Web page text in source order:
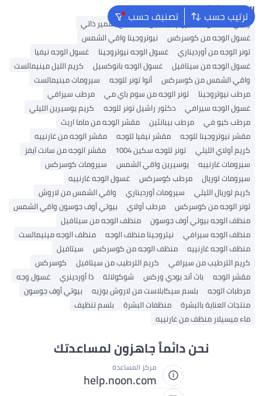
ترتيب حسب تصنيف حسب البحث الشائع
واقي الشمس سيروم فيتامين C
منتج تسمير ذاتي
غسول الوجه من كوسركس
نيوتروجينا واقي الشمس
تونر الوجه من أورديناري
غسول الوجه نيوتروجينا
غسول الوجه نيفيا
غسول الوجه من سيتافيل
غسول الوجه بانوكسيل
كريم الليل مينيمالست
واقي الشمس من كوسركس
أنوا تونر للوجه
سيرومات مينيمالست
مرطب نيوتروجينا
تونر الوجه من سوم باي مي
مرطب سيرافي
غسول الوجه سيرافي
دكتور راشيل تونر للوجه
كريم يوسيرين الليلي
مرطب كيو في
مرطب بيبانثين
مقشر الوجه من ماما اريث
مقشر نيوتروجينا للوجه
مقشر نيفيا للوجه
مقشر الوجه من غارنييه
كريم أولاي الليلي
تونر للوجه سكين 1004
مقشر الوجه من سانت آيفز
سيرومات غارنييه
يوسيرين واقي الشمس
سيرومات كوسركس
سيرومات لوريال
مرطب كوسركس
غسول الوجه غارنييه
كريم لوريال الليلي
سيرومات أورديناري
واقي الشمس من لاروش
تونر الوجه من كوسركس
مرطب أولاي
بيوتي أوف جوسون واقي الشمس
منظف ​​الوجه بيوتي أوف جوسون
منظف ​​الوجه من سيتافيل
منظف ​​الوجه سيرافي
نيتروجينا منظف الوجه
منظف ​​الوجه مينيمالست
منظف ​​الوجه غارنييه
منظف ​​الوجه من كوسركس
سيتافيل
كريم الترطيب من سيرافي
كريم الترطيب من سيتافيل
كوسركس
مقشر الوجه
باث أند بودي وركس شوكولاتة ذا أوردينري
غسول وجه
مرطبات الوجه
بلسم سيكابلاست من لاروش بوزيه
بيوتي أوف جوسون
منتجات العناية بالبشرة
منظفات البشرة
بلسم تنظيف
ماء ميسيلار منظف من غارنييه
نحن دائماً جاهزون لمساعدتك
مركز المساعدة
help.noon.com